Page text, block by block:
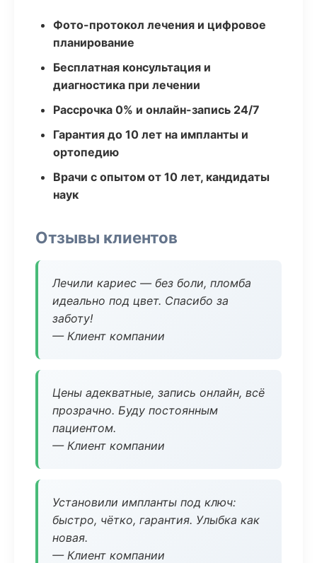
Фото-протокол лечения и цифровое
планирование
Бесплатная консультация и
диагностика при лечении
Рассрочка 0% и онлайн-запись 24/7
Гарантия до 10 лет на импланты и
ортопедию
Врачи с опытом от 10 лет, кандидаты
наук
Отзывы клиентов
Лечили кариес — без боли, пломба
идеально под цвет. Спасибо за
заботу!
— Клиент компании
Цены адекватные, запись онлайн, всё
прозрачно. Буду постоянным
пациентом.
— Клиент компании
Установили импланты под ключ:
быстро, чётко, гарантия. Улыбка как
новая.
— Клиент компании